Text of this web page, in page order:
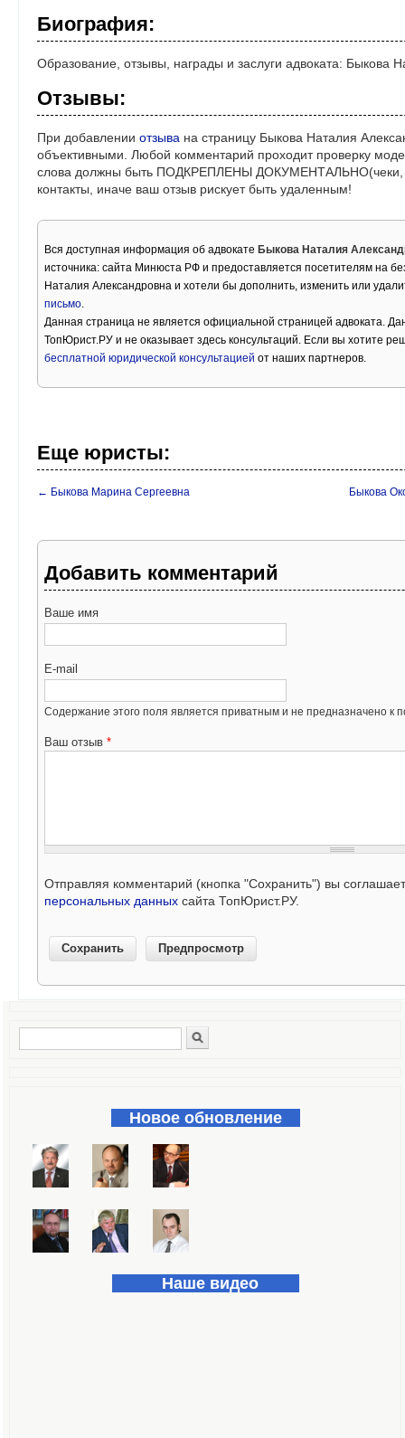
Биография:
Образование, отзывы, награды и заслуги адвоката: Быкова
Отзывы:
При добавлении отзыва на страницу Быкова Наталия
объективными. Любой комментарий проходит проверку
слова должны быть ПОДКРЕПЛЕНЫ ДОКУМЕНТАЛЬНО(чеки,
контакты, иначе ваш отзыв рискует быть удаленным!
Вся доступная информация об адвокате Быкова Наталия
источника: сайта Минюста РФ и предоставляется посетителям на
Наталия Александровна и хотели бы дополнить, изменить или
письмо.
Данная страница не является официальной страницей адвоката.
ТопЮрист.РУ и не оказывает здесь консультаций. Если вы хотите
бесплатной юридической консультацией от наших партнеров.
Еще юристы:
← Быкова Марина Сергеевна Быкова
Добавить комментарий
Ваше имя
E-mail
Содержание этого поля является приватным и не предназначено к
Ваш отзыв *
Отправляя комментарий (кнопка "Сохранить") вы
персональных данных сайта ТопЮрист.РУ.
Форма поиска
Новое обновление
Наше видео